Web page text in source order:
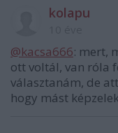
kolapu
@kacsa666: mert,
ott voltál, van róla
választanám, de
hogy mást